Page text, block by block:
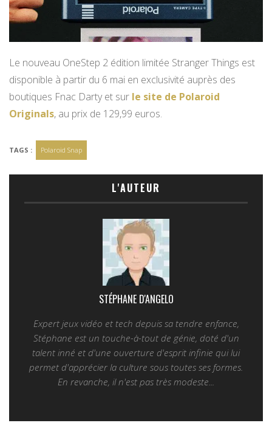
Le nouveau OneStep 2 édition limitée Stranger Things est
disponible à partir du 6 mai en exclusivité auprès des
boutiques Fnac Darty et sur le site de Polaroid
Originals, au prix de 129,99 euros.
TAGS : Polaroid Snap
L'AUTEUR
STÉPHANE D'ANGELO
Expert jeux vidéo et tech depuis sa tendre enfance,
Stéphane est un touche-à-tout de génie, doté d'un
talent inné et d'une ouverture d'esprit infinie qui lui
permet d'apprécier la culture sous toutes ses formes.
En revanche, il n'est pas très modeste...